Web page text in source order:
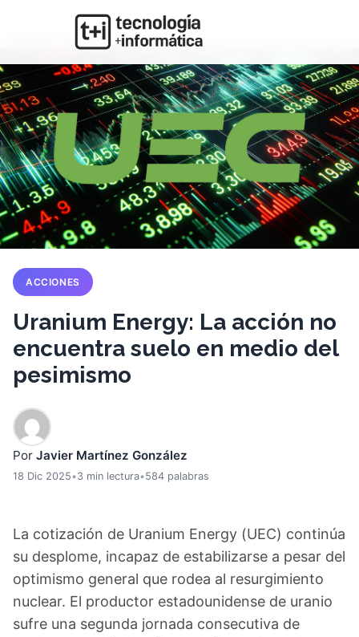
ACCIONES
Uranium Energy: La acción no
encuentra suelo en medio del
pesimismo
Por Javier Martínez González
18 Dic 2025•3 min lectura•584 palabras
La cotización de Uranium Energy (UEC) continúa
su desplome, incapaz de estabilizarse a pesar del
optimismo general que rodea al resurgimiento
nuclear. El productor estadounidense de uranio
sufre una segunda jornada consecutiva de